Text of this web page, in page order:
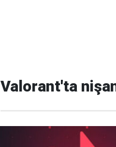
Valorant'ta